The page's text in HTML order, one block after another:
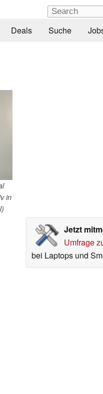
Deals Suche
in
Jetzt
Umfrage
bei Laptops und